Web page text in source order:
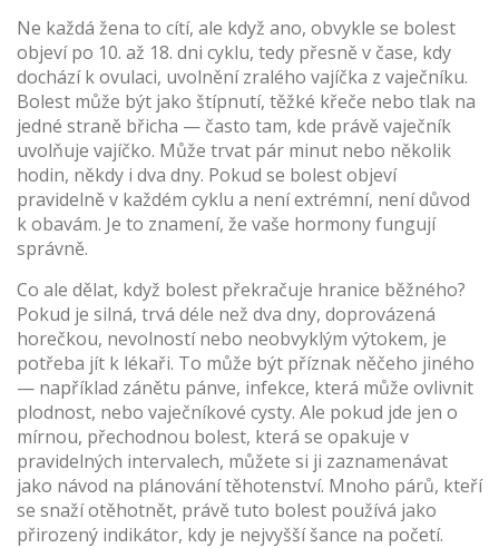
Ne každá žena to cítí, ale když ano, obvykle se bolest
objeví po 10. až 18. dni cyklu, tedy přesně v čase, kdy
dochází kovulaci, uvolnění zralého vajíčka z vaječníku.
Bolest může být jako štípnutí, těžké křeče nebo tlak na
jedné straně břicha — často tam, kde právě vaječník
uvolňuje vajíčko. Může trvat pár minut nebo několik
hodin, někdy i dva dny. Pokud se bolest objeví
pravidelně v každém cyklu a není extrémní, není důvod
k obavám. Je to znamení, že vaše hormony fungují
správně.
Co ale dělat, když bolest překračuje hranice běžného?
Pokud je silná, trvá déle než dva dny, doprovázená
horečkou, nevolností nebo neobvyklým výtokem, je
potřeba jít k lékaři. To může být příznak něčeho jiného
— například zánětu pánve, infekce, která může ovlivnit
plodnost, nebo vaječníkové cysty. Ale pokud jde jen o
mírnou, přechodnou bolest, která se opakuje v
pravidelných intervalech, můžete si ji zaznamenávat
jako návod na plánování těhotenství. Mnoho párů, kteří
se snaží otěhotnět, právě tuto bolest používá jako
přirozený indikátor, kdy je nejvyšší šance na početí.